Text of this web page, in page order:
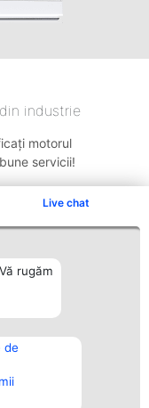
Live chat
rugăm
de
industrie
motorul
servicii!
Contact